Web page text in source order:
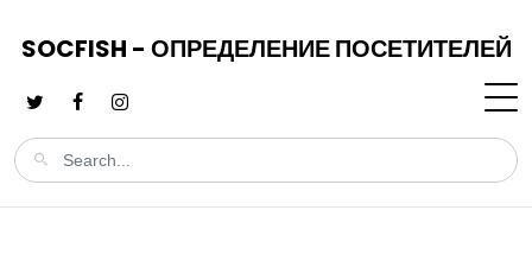
SOCFISH - ОПРЕДЕЛЕНИЕ ПОСЕТИТЕЛЕЙ